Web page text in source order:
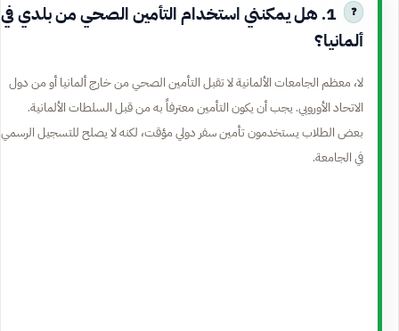
1. هل يمكنني استخدام التأمين الصحي من بلدي في
ألمانيا؟
لا، معظم الجامعات الألمانية لا تقبل التأمين الصحي من خارج ألمانيا أو من دول
الاتحاد الأوروبي. يجب أن يكون التأمين معترفاً به من قبل السلطات الألمانية.
بعض الطلاب يستخدمون تأمين سفر دولي مؤقت، لكنه لا يصلح للتسجيل الرسمي
في الجامعة.